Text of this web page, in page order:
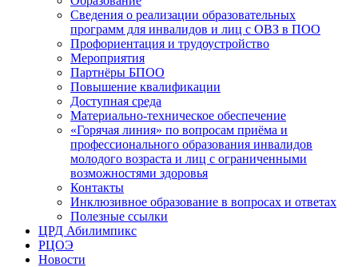
Сведения о реализации образовательных
программ для инвалидов и лиц с ОВЗ в ПОО
Профориентация и трудоустройство
Мероприятия
Партнёры БПОО
Повышение квалификации
Доступная среда
Материально-техническое обеспечение
«Горячая линия» по вопросам приёма и
профессионального образования инвалидов
молодого возраста и лиц с ограниченными
возможностями здоровья
Контакты
Инклюзивное образование в вопросах и ответах
Полезные ссылки
ЦРД Абилимпикс
РЦОЭ
Новости